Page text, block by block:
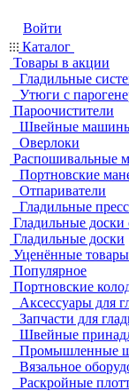
Войти
Каталог
Товары в акции
Гладильные
Утюги с
Пароочистители
Швейные
Оверлоки
Распошивальные
Портновские
Отпариватели
Гладильные
Гладильные
Гладильные доски
Уценённые товары
Популярное
Портновские
Аксессуары для
Запчасти для
Швейные
Промышленные
Вязальное
Раскройные